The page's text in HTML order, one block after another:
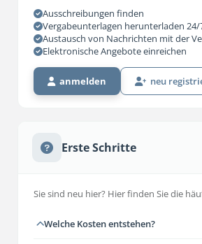
Ausschreibungen finden
Vergabeunterlagen herunterladen 24/
Austausch von Nachrichten mit der
Elektronische Angebote einreichen
anmelden neu
Erste Schritte
Sie sind neu hier? Hier finden Sie die
Welche Kosten entstehen?